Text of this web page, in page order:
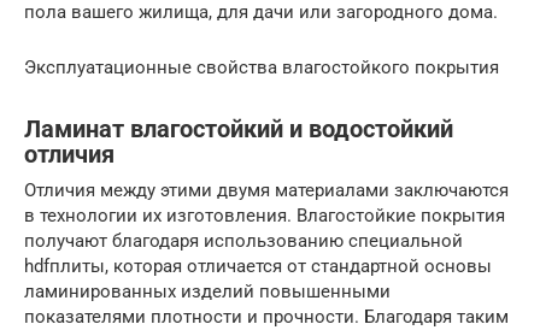
пола вашего жилища, для дачи или загородного дома.
Эксплуатационные свойства влагостойкого покрытия
Ламинат влагостойкий и водостойкий
отличия
Отличия между этими двумя материалами заключаются
в технологии их изготовления. Влагостойкие покрытия
получают благодаря использованию специальной
hdfплиты, которая отличается от стандартной основы
ламинированных изделий повышенными
показателями плотности и прочности. Благодаря таким